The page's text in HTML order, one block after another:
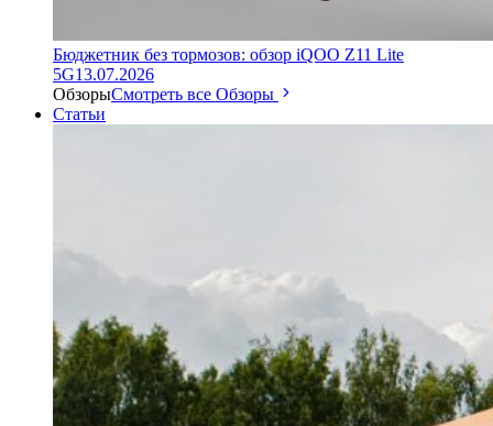
Бюджетник без тормозов: обзор iQOO Z11 Lite
5G13.07.2026
ОбзорыСмотреть все Обзоры
Статьи